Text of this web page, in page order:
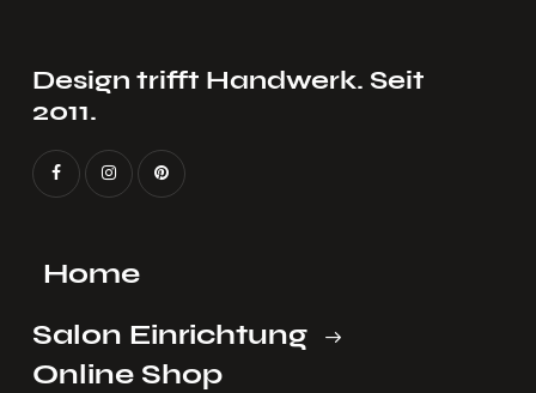
Design trifft Handwerk. Seit
2011.
Home
Salon Einrichtung
Online Shop